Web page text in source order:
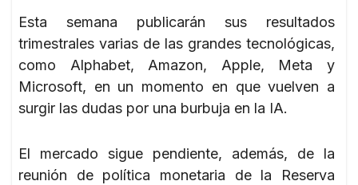
Esta semana publicarán sus resultados
trimestrales varias de las grandes tecnológicas,
como Alphabet, Amazon, Apple, Meta y
Microsoft, en un momento en que vuelven a
surgir las dudas por una burbuja en la IA.
El mercado sigue pendiente, además, de la
reunión de política monetaria de la Reserva